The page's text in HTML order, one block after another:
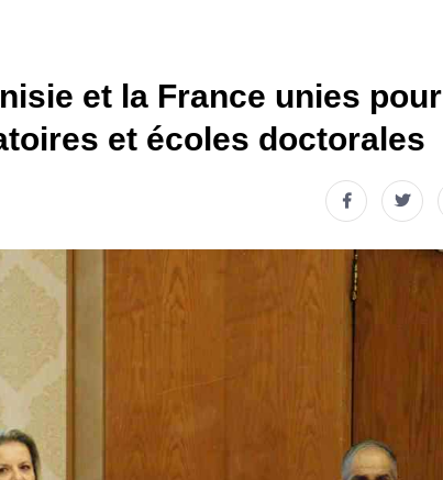
et la France unies pour
et écoles doctorales